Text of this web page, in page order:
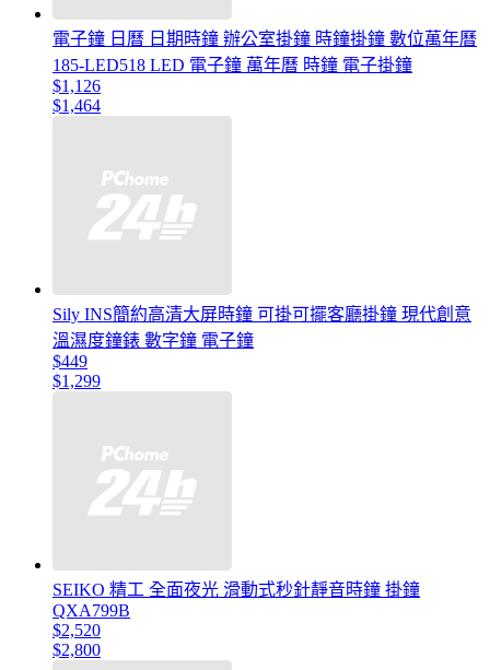
電子鐘 日曆 日期時鐘 辦公室掛鐘 時鐘掛鐘 數位萬年曆
185-LED518 LED 電子鐘 萬年曆 時鐘 電子掛鐘
$1,126
$1,464
Sily INS簡約高清大屏時鐘 可掛可擺客廳掛鐘 現代創意
溫濕度鐘錶 數字鐘 電子鐘
$449
$1,299
SEIKO 精工 全面夜光 滑動式秒針靜音時鐘 掛鐘
QXA799B
$2,520
$2,800